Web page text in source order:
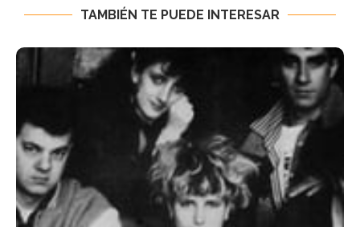
TAMBIÉN TE PUEDE INTERESAR